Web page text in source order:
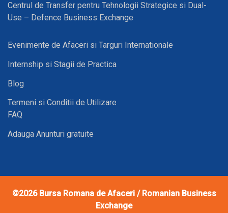
Centrul de Transfer pentru Tehnologii Strategice si Dual-
Use – Defence Business Exchange
Evenimente de Afaceri si Targuri Internationale
Internship si Stagii de Practica
Blog
Termeni si Conditii de Utilizare
FAQ
Adauga Anunturi gratuite
©2026 Bursa Romana de Afaceri / Romanian Business
Exchange